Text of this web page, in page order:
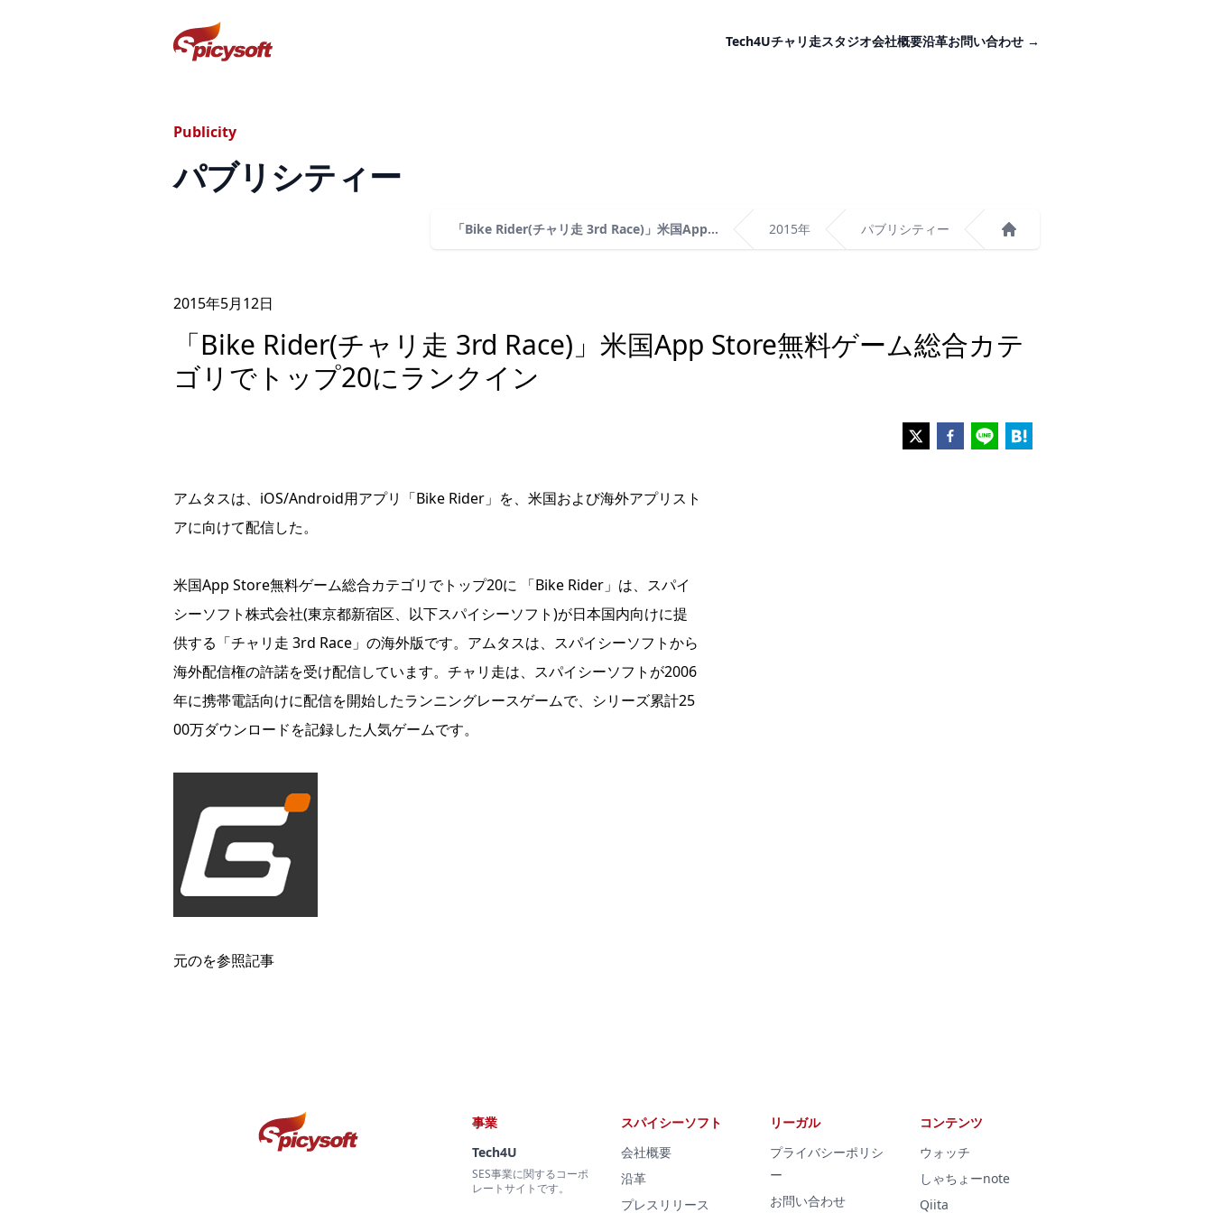
スパイシーソフト株式会社 Tech4Uチャリ走スタジオ会社概要沿革お問い合わせ →
Publicity
パブリシティー
「Bike Rider(チャリ走 3rd Race)」米国App... 2015年 パブリシティー
2015年5月12日
「Bike Rider(チャリ走 3rd Race)」米国App Store無料ゲーム総合カテ
ゴリでトップ20にランクイン
アムタスは、iOS/Android用アプリ「Bike Rider」を、米国および海外アプリスト
アに向けて配信した。
米国App Store無料ゲーム総合カテゴリでトップ20に 「Bike Rider」は、スパイ
シーソフト株式会社(東京都新宿区、以下スパイシーソフト)が日本国内向けに提
供する「チャリ走 3rd Race」の海外版です。アムタスは、スパイシーソフトから
海外配信権の許諾を受け配信しています。チャリ走は、スパイシーソフトが2006
年に携帯電話向けに配信を開始したランニングレースゲームで、シリーズ累計25
00万ダウンロードを記録した人気ゲームです。
元のを参照記事
事業
Tech4U
SES事業に関するコーポ
レートサイトです。
スパイシーソフト
会社概要
沿革
プレスリリース
リーガル
プライバシーポリシ
ー
お問い合わせ
コンテンツ
ウォッチ
しゃちょーnote
Qiita